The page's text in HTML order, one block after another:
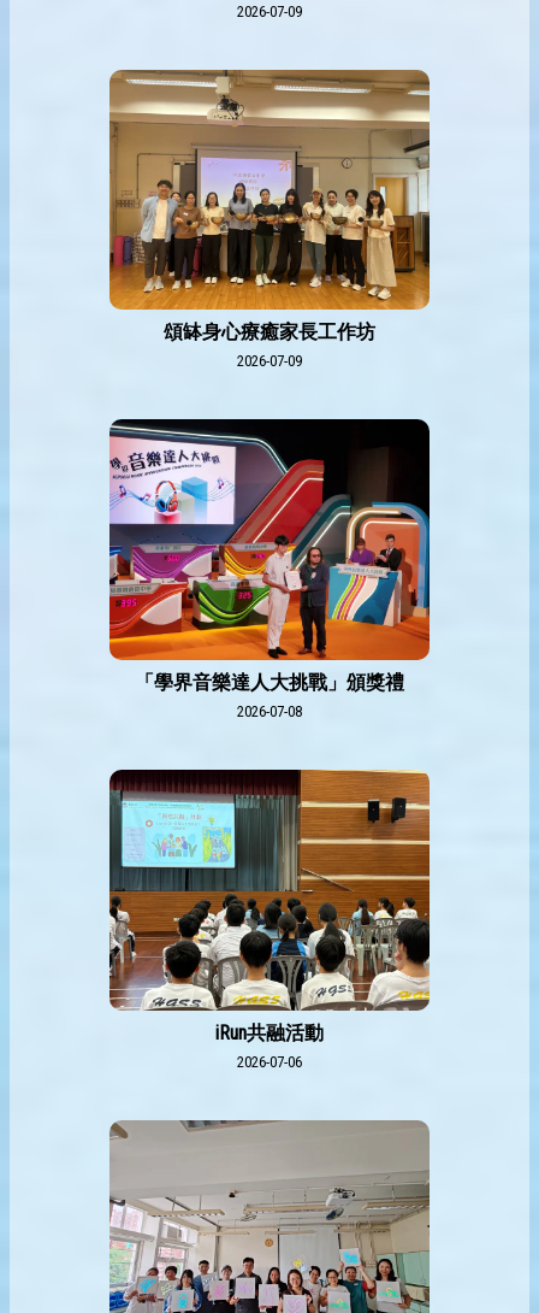
2026-07-09
頌缽身心療癒家長工作坊
2026-07-09
「學界音樂達人大挑戰」頒獎禮
2026-07-08
iRun共融活動
2026-07-06